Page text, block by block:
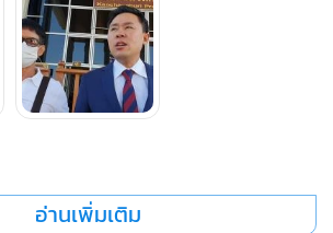
สุด เมื่อเวลา 17.30 น. นายปรีชา
ชา และนายวรยุทธ บุญวงศ์ใส ทนายความ
สื่อมวลชนที่ร้านอาหารสวนครูปรีชา หมู่ 3
หวัดกาญจนบุรี ได้นัดพิจารณาคดีสองเรื่อง
อ่านเพิ่มเติม